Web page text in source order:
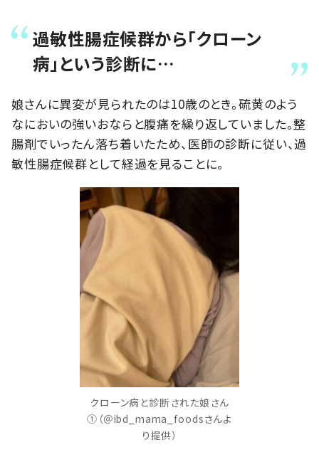
過敏性腸症候群から「クローン
病」という診断に…
娘さんに異変が見られたのは10歳のとき。硫黄のよう
なにおいの強いおならと腹痛を繰り返していました。整
腸剤でいったん落ち着いたため、医師の診断に従い、過
敏性腸症候群として経過を見ることに。
クローン病と診断された娘さん
①（＠ibd_mama_foodsさんよ
り提供）